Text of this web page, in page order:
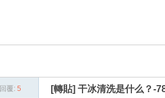
回覆: 5 [轉貼] 干冰清洗是什么？-